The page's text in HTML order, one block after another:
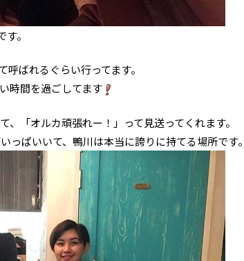
。
ばれるぐらい行ってます。
時間を過ごしてます
「オルカ頑張れー！」って見送ってくれます。
ぱいいて、鴨川は本当に誇りに持てる場所です。